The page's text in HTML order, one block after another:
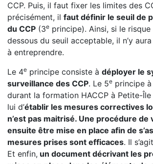
CCP. Puis, il faut fixer les limites des
précisément, il faut définir le seuil de
du CCP (3e principe). Ainsi, si le risque
dessous du seuil acceptable, il n’y
à entreprendre.
Le 4e principe consiste à déployer le
surveillance des CCP. Le 5e principe
durant la formation HACCP à Petite-
lui d’établir les mesures correctives
n’est pas maitrisé. Une procédure
ensuite être mise en place afin de
mesures prises sont efficaces. Il
Et enfin, un document décrivant les